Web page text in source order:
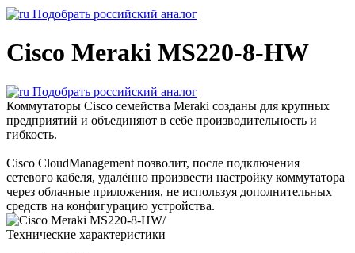
Подобрать российский аналог
Cisco Meraki MS220-8-HW
Подобрать российский аналог
Коммутаторы Cisco семейства Meraki созданы для крупных
предприятий и объединяют в себе производительность и
гибкость.
Cisco CloudManagement позволит, после подключения
сетевого кабеля, удалённо произвести настройку коммутатора
через облачные приложения, не используя дополнительных
средств на конфигурацию устройства.
Технические характеристики